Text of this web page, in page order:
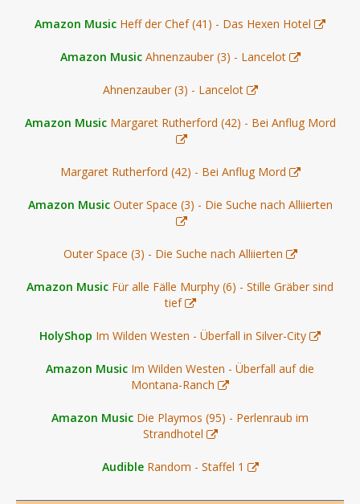
Amazon Music Heff der Chef (41) - Das Hexen Hotel
Amazon Music Ahnenzauber (3) - Lancelot
Ahnenzauber (3) - Lancelot
Amazon Music Margaret Rutherford (42) - Bei Anflug Mord
Margaret Rutherford (42) - Bei Anflug Mord
Amazon Music Outer Space (3) - Die Suche nach Alliierten
Outer Space (3) - Die Suche nach Alliierten
Amazon Music Für alle Fälle Murphy (6) - Stille Gräber sind
tief
HolyShop Im Wilden Westen - Überfall in Silver-City
Amazon Music Im Wilden Westen - Überfall auf die
Montana-Ranch
Amazon Music Die Playmos (95) - Perlenraub im
Strandhotel
Audible Random - Staffel 1